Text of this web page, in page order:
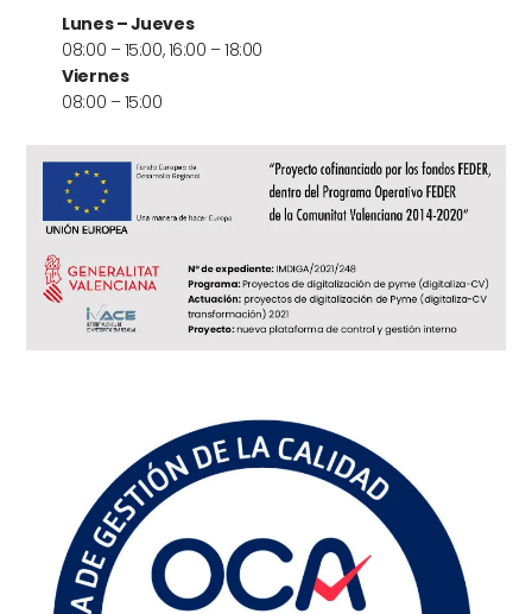
Lunes – Jueves
08:00 – 15:00, 16:00 – 18:00
Viernes
08:00 – 15:00